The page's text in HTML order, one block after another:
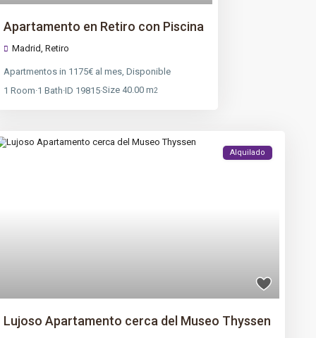
Apartamento en Retiro con Piscina
Madrid,Retiro
Apartmentos in 1175€ al mes,Disponible
1 Room·1 Bath·ID 19815·Size 40.00 m2
Alquilado
Lujoso Apartamento cerca del Museo Thyssen